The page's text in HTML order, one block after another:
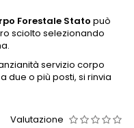
Forestale Stato può
sciolto selezionando
servizio corpo
due o più posti, si rinvia
Valutazione